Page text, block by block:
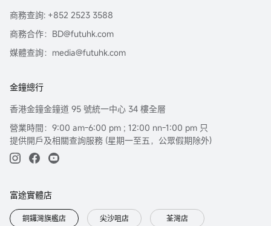
商務查詢: +852 2523 3588
商務合作：BD@futuhk.com
媒體查詢：media@futuhk.com
金鐘總行
香港金鐘金鐘道 95 號統一中心 34 樓全層
營業時間：9:00 am-6:00 pm ; 12:00 nn-1:00 pm 只
提供開戶及相關查詢服務 (星期一至五，公眾假期除外)
富途實體店
銅鑼灣旗艦店 尖沙咀店 荃灣店